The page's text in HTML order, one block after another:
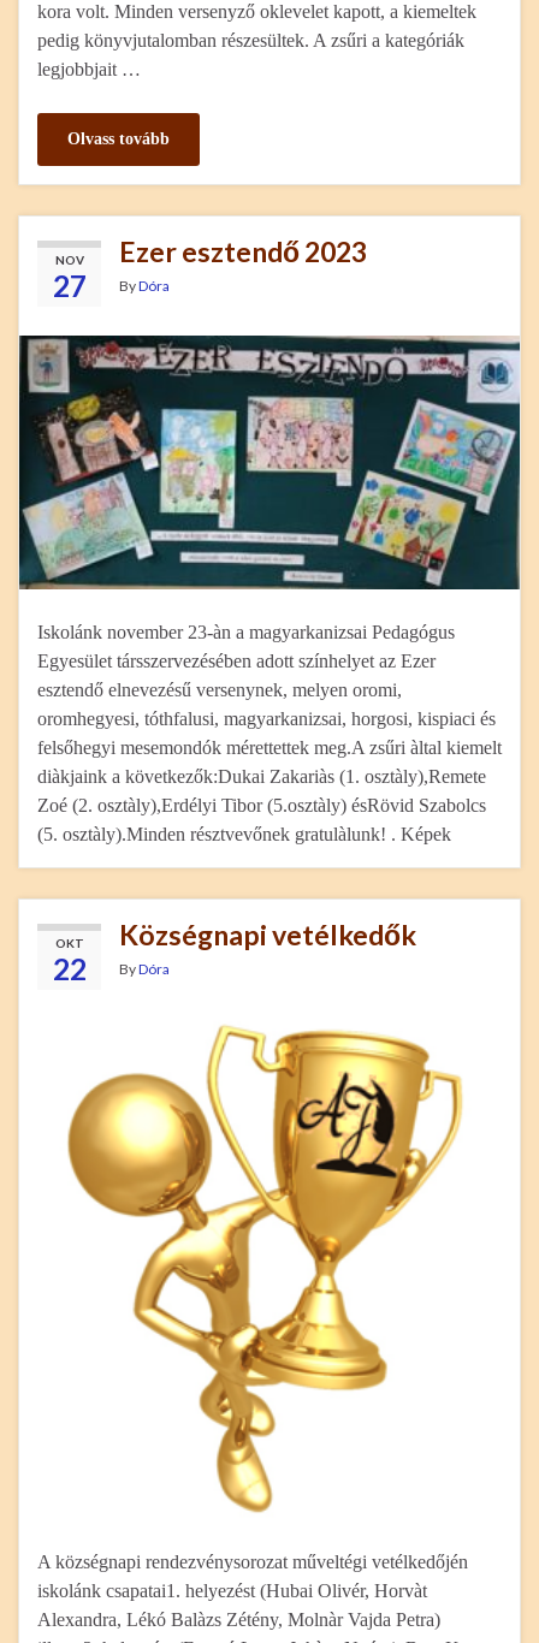
kora volt. Minden versenyző oklevelet kapott, a kiemeltek
pedig könyvjutalomban részesültek. A zsűri a kategóriák
legjobbjait …
Olvass tovább
NOV
27
Ezer esztendő 2023
ByDóra
Iskolánk november 23-àn a magyarkanizsai Pedagógus
Egyesület társszervezésében adott színhelyet az Ezer
esztendő elnevezésű versenynek, melyen oromi,
oromhegyesi, tóthfalusi, magyarkanizsai, horgosi, kispiaci és
felsőhegyi mesemondók mérettettek meg.A zsűri àltal kiemelt
diàkjaink a következők:Dukai Zakariàs (1. osztàly),Remete
Zoé (2. osztàly),Erdélyi Tibor (5.osztàly) ésRövid Szabolcs
(5. osztàly).Minden résztvevőnek gratulàlunk! . Képek
OKT
22
Községnapi vetélkedők
ByDóra
A községnapi rendezvénysorozat műveltégi vetélkedőjén
iskolánk csapatai1. helyezést (Hubai Olivér, Horvàt
Alexandra, Lékó Balàzs Zétény, Molnàr Vajda Petra)